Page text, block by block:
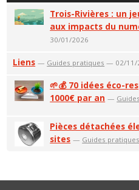
Trois-Rivières : un
aux impacts du
30/01/2026
Liens — Guides pratiques — 02/11/
🌱💰 70 idées éco-
1000€ par an —
Pièces détachées
sites — Guides pratiques